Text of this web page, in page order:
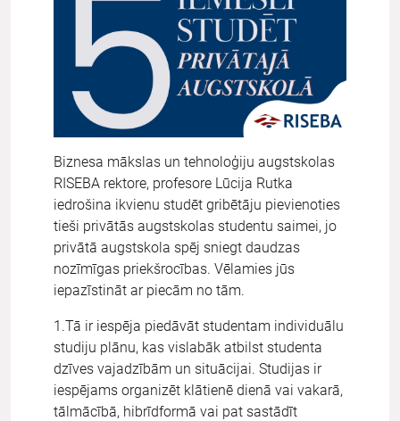
Biznesa mākslas un tehnoloģiju augstskolas
RISEBA rektore, profesore Lūcija Rutka
iedrošina ikvienu studēt gribētāju pievienoties
tieši privātās augstskolas studentu saimei, jo
privātā augstskola spēj sniegt daudzas
nozīmīgas priekšrocības. Vēlamies jūs
iepazīstināt ar piecām no tām.
1.Tā ir iespēja piedāvāt studentam individuālu
studiju plānu, kas vislabāk atbilst studenta
dzīves vajadzībām un situācijai. Studijas ir
iespējams organizēt klātienē dienā vai vakarā,
tālmācībā, hibrīdformā vai pat sastādīt